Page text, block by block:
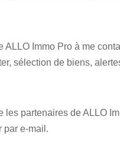
ALLO Immo Pro à me
sélection de biens,
les partenaires de ALLO
par e-mail.